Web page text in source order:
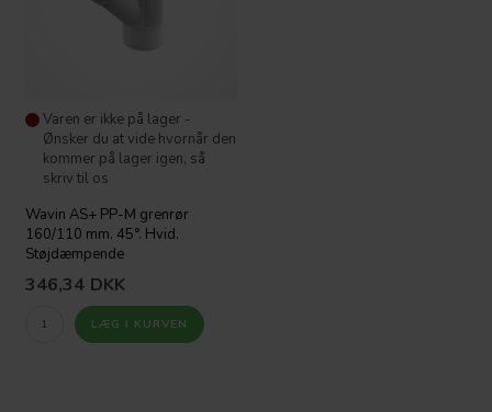
Varen er ikke på lager -
Ønsker du at vide hvornår den
kommer på lager igen, så
skriv til os
Wavin AS+ PP-M grenrør
160/110 mm. 45°. Hvid.
Støjdæmpende
346,34 DKK